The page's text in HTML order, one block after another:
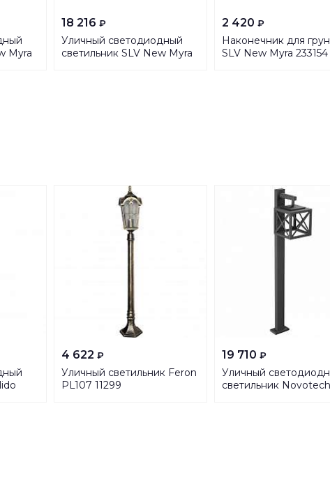
Myra
18 216 ₽
Уличный светодиодный
светильник SLV New Myra
2 420 ₽
Наконечник для
SLV New Myra 233154
4 622 ₽
Уличный светильник Feron
PL107 11299
19 710 ₽
Уличный
светильник Novotech